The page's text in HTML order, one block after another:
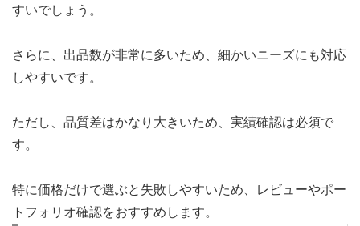
すいでしょう。
さらに、出品数が非常に多いため、細かいニーズにも対応
しやすいです。
ただし、品質差はかなり大きいため、実績確認は必須で
す。
特に価格だけで選ぶと失敗しやすいため、レビューやポー
トフォリオ確認をおすすめします。